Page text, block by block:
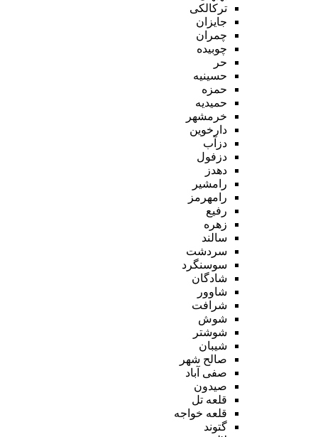
ترکالکی
جایزان
چمران
چوبیده
حر
حسینیه
حمزه
حمیدیه
خرمشهر
دارخوین
دزآب
دزفول
دهدز
رامشیر
رامهرمز
رفیع
زهره
سالند
سردشت
سوسنگرد
شادگان
شاوور
شرافت
شوش
شوشتر
شیبان
صالح شهر
صفی آباد
صیدون
قلعه تل
قلعه خواجه
گتوند